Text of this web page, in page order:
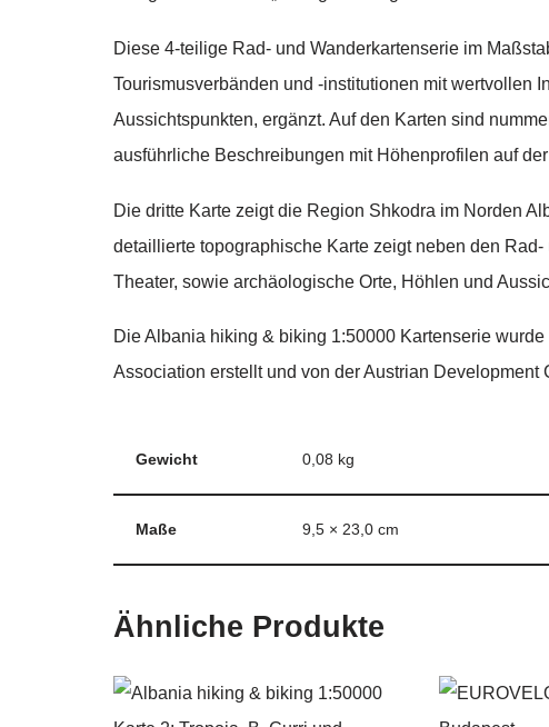
Diese 4-teilige Rad- und Wanderkartenserie im
Tourismusverbänden und -institutionen mit wertvollen
Aussichtspunkten, ergänzt. Auf den Karten sind
ausführliche Beschreibungen mit Höhenprofilen auf
Die dritte Karte zeigt die Region Shkodra im Norden
detaillierte topographische Karte zeigt neben den
Theater, sowie archäologische Orte, Höhlen und
Die Albania hiking & biking 1:50000 Kartenserie
Association erstellt und von der Austrian Development
Gewicht 0,08 kg
Maße 9,5 × 23,0 cm
Ähnliche Produkte